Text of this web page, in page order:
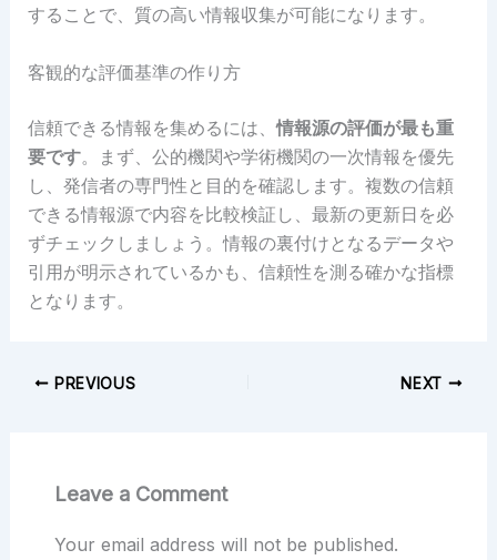
することで、質の高い情報収集が可能になります。
客観的な評価基準の作り方
信頼できる情報を集めるには、情報源の評価が最も重
要です。まず、公的機関や学術機関の一次情報を優先
し、発信者の専門性と目的を確認します。複数の信頼
できる情報源で内容を比較検証し、最新の更新日を必
ずチェックしましょう。情報の裏付けとなるデータや
引用が明示されているかも、信頼性を測る確かな指標
となります。
PREVIOUS NEXT
Leave a Comment
Your email address will not be published.